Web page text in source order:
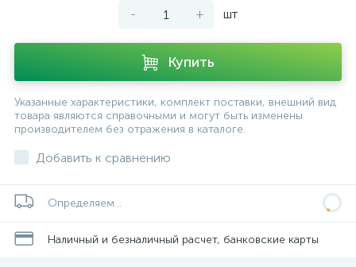
- + шт
Купить
Указанные характеристики, комплект поставки, внешний вид
товара являются справочными и могут быть изменены
производителем без отражения в каталоге.
Добавить к сравнению
Определяем...
Наличный и безналичный расчет, банковские карты